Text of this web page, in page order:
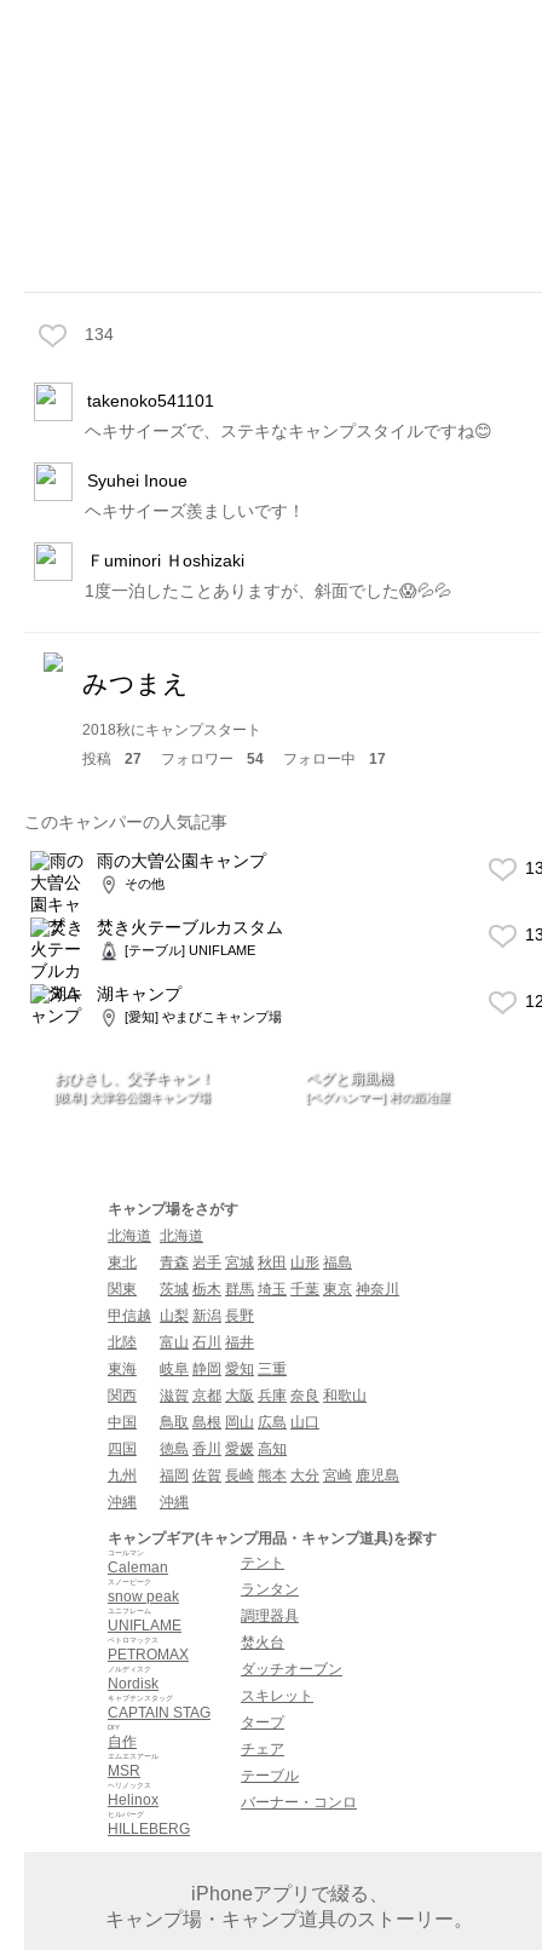
134
takenoko541101
ヘキサイーズで、ステキなキャンプスタイルですね😊
Syuhei Inoue
ヘキサイーズ羨ましいです！
Ｆuminori Ｈoshizaki
1度一泊したことありますが、斜面でした😱💦💦
みつまえ
2018秋にキャンプスタート
投稿
27 フォロワー 54 フォロー中 17
このキャンパーの人気記事
雨の大曽公園キャンプ
その他
焚き火テーブルカスタム
[テーブル] UNIFLAME
湖キャンプ
[愛知] やまびこキャンプ場
おひさし、父子キャン！
[岐阜] 大津谷公園キャンプ場
ペグと扇風機
[ペグハンマー] 村の鍛冶屋
キャンプ場をさがす
北海道 北海道
東北
青森 岩手 宮城 秋田 山形 福島
関東
茨城 栃木 群馬 埼玉 千葉 東京 神奈川
甲信越
山梨 新潟 長野
北陸
富山 石川 福井
東海
岐阜 静岡 愛知 三重
関西
滋賀 京都 大阪 兵庫 奈良 和歌山
中国
鳥取 島根 岡山 広島 山口
四国
徳島 香川 愛媛 高知
九州
福岡 佐賀 長崎 熊本 大分 宮崎 鹿児島
沖縄
沖縄
キャンプギア(キャンプ用品・キャンプ道具)を探す
Caleman
コールマン
snow peak
スノーピーク
UNIFLAME
ユニフレーム
PETROMAX
ペトロマックス
Nordisk
ノルディスク
CAPTAIN STAG
キャプテンスタッグ
自作
DIY
MSR
エムエスアール
Helinox
ヘリノックス
HILLEBERG
ヒルバーグ
テント
ランタン
調理器具
焚火台
ダッチオーブン
スキレット
タープ
チェア
テーブル
バーナー・コンロ
iPhoneアプリで綴る、
キャンプ場・キャンプ道具のストーリー。